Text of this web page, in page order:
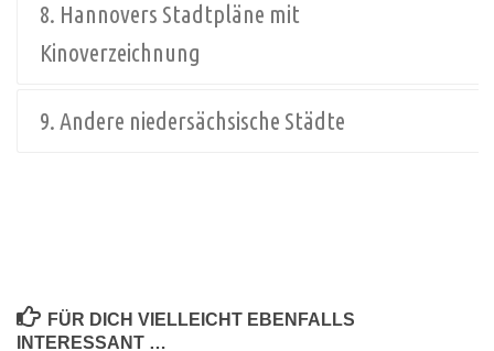
8. Hannovers Stadtpläne mit
Kinoverzeichnung
9. Andere niedersächsische Städte
FÜR DICH VIELLEICHT EBENFALLS
INTERESSANT …